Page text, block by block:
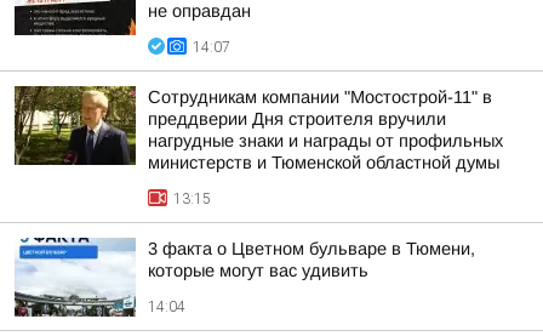
не оправдан
14:07
Сотрудникам компании "Мостострой-11" в
преддверии Дня строителя вручили
нагрудные знаки и награды от профильных
министерств и Тюменской областной думы
13:15
3 факта о Цветном бульваре в Тюмени,
которые могут вас удивить
14:04